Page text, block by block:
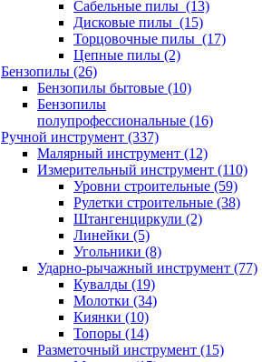
Сабельные пилы (13)
Дисковые пилы (15)
Торцовочные пилы (17)
Цепные пилы (2)
Бензопилы (26)
Бензопилы бытовые (10)
Бензопилы
полупрофессиональные (16)
Ручной инструмент (337)
Малярный инструмент (12)
Измерительный инструмент (110)
Уровни строительные (59)
Рулетки строительные (38)
Штангенциркули (2)
Линейки (5)
Угольники (8)
Ударно-рычажный инструмент (77)
Кувалды (19)
Молотки (34)
Киянки (10)
Топоры (14)
Разметочный инструмент (15)